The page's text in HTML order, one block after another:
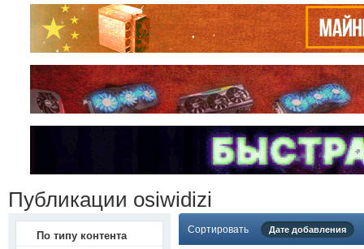
Публикации osiwidizi
По типу контента Сортировать Дате добавления